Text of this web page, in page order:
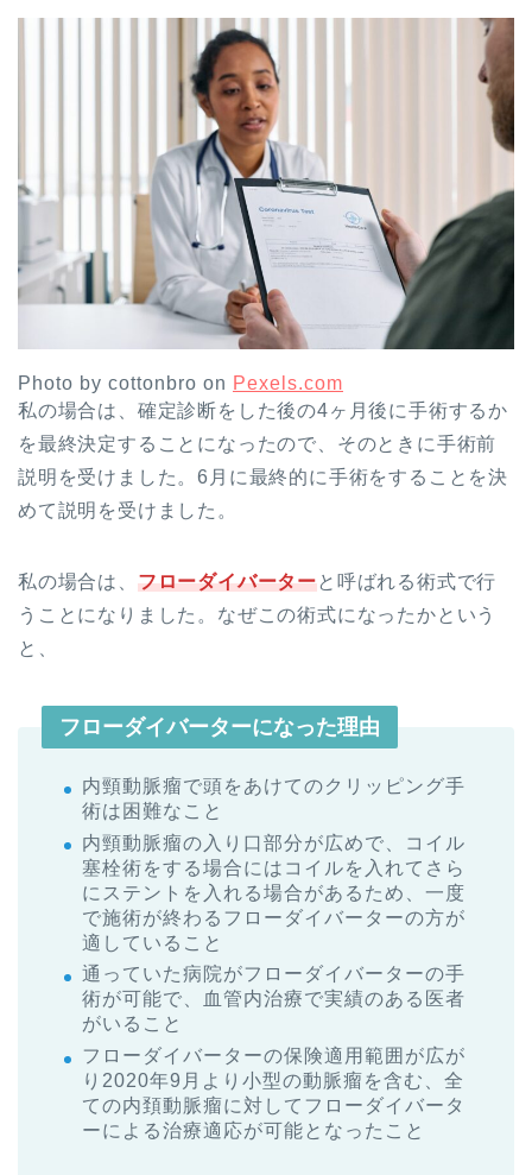
Photo by cottonbro on Pexels.com
私の場合は、確定診断をした後の4ヶ月後に手術するか
を最終決定することになったので、そのときに手術前
説明を受けました。6月に最終的に手術をすることを決
めて説明を受けました。
私の場合は、 フローダイバーターと呼ばれる術式で行
うことになりました。なぜこの術式になったかという
と、
フローダイバーターになった理由
内頸動脈瘤で頭をあけてのクリッピング手
術は困難なこと
内頸動脈瘤の入り口部分が広めで、コイル
塞栓術をする場合にはコイルを入れてさら
にステントを入れる場合があるため、一度
で施術が終わるフローダイバーターの方が
適していること
通っていた病院がフローダイバーターの手
術が可能で、血管内治療で実績のある医者
がいること
フローダイバーターの保険適用範囲が広が
り2020年9月より小型の動脈瘤を含む、全
ての内頚動脈瘤に対してフローダイバータ
ーによる治療適応が可能となったこと